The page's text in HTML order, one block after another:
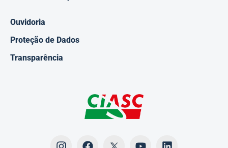
Ouvidoria
Proteção de Dados
Transparência